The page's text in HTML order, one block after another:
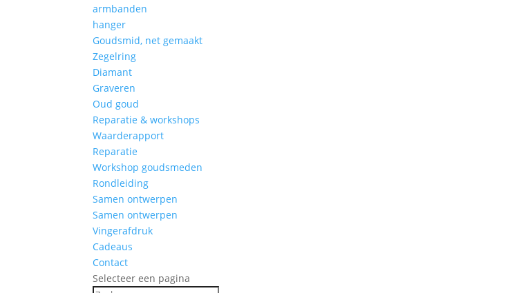
armbanden
hanger
Goudsmid, net gemaakt
Zegelring
Diamant
Graveren
Oud goud
Reparatie & workshops
Waarderapport
Reparatie
Workshop goudsmeden
Rondleiding
Samen ontwerpen
Samen ontwerpen
Vingerafdruk
Cadeaus
Contact
Selecteer een pagina